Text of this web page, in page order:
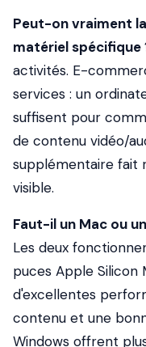
Peut-on vraiment
matériel spécifique
activités. E-
services : un
suffisent pour
de contenu vidéo/
supplémentaire fait
visible.
Faut-il un Mac ou
Les deux
puces Apple Silicon
d'excellentes
contenu et une
Windows offrent